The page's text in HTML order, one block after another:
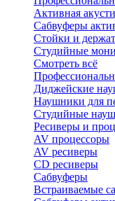
Активная
Сабвуферы
Стойки и
Студийные
Смотреть всё
Диджейские
Наушники для
Студийные
Ресиверы и
AV процессоры
AV ресиверы
CD ресиверы
Сабвуферы
Встраиваемые